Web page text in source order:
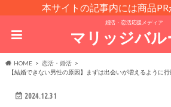
本サイトの記事内には商品
婚活・恋活応援メディア
マリッジバル
HOME
恋活・婚活
【結婚できない男性の原因】まずは出会いが増えるように
2024.12.31